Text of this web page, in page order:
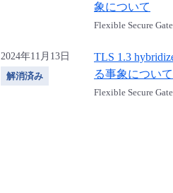
象について
Flexible Secure
2024年11月13日
解消済み
TLS 1.3
る事象について
Flexible Secure